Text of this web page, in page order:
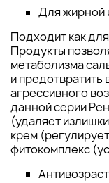
Для жирной
Подходит как
Продукты
метаболизма
и
агрессивного
данной серии
(удаляет
крем
фитокомплекс